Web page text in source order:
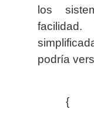
los
podría
{